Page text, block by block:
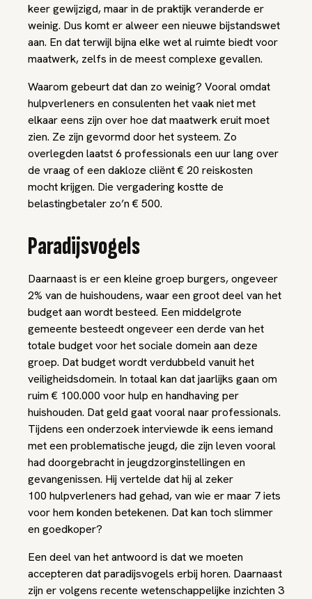
keer gewijzigd, maar in de praktijk veranderde er
weinig. Dus komt er alweer een nieuwe bijstandswet
aan. En dat terwijl bijna elke wet al ruimte biedt voor
maatwerk, zelfs in de meest complexe gevallen.
Waarom gebeurt dat dan zo weinig? Vooral omdat
hulpverleners en consulenten het vaak niet met
elkaar eens zijn over hoe dat maatwerk eruit moet
zien. Ze zijn gevormd door het systeem. Zo
overlegden laatst 6 professionals een uur lang over
de vraag of een dakloze cliënt € 20 reiskosten
mocht krijgen. Die vergadering kostte de
belastingbetaler zo’n € 500.
Paradijsvogels
Daarnaast is er een kleine groep burgers, ongeveer
2% van de huishoudens, waar een groot deel van het
budget aan wordt besteed. Een middelgrote
gemeente besteedt ongeveer een derde van het
totale budget voor het sociale domein aan deze
groep. Dat budget wordt verdubbeld vanuit het
veiligheidsdomein. In totaal kan dat jaarlijks gaan om
ruim € 100.000 voor hulp en handhaving per
huishouden. Dat geld gaat vooral naar professionals.
Tijdens een onderzoek interviewde ik eens iemand
met een problematische jeugd, die zijn leven vooral
had doorgebracht in jeugdzorginstellingen en
gevangenissen. Hij vertelde dat hij al zeker
100 hulpverleners had gehad, van wie er maar 7 iets
voor hem konden betekenen. Dat kan toch slimmer
en goedkoper?
Een deel van het antwoord is dat we moeten
accepteren dat paradijsvogels erbij horen. Daarnaast
zijn er volgens recente wetenschappelijke inzichten 3